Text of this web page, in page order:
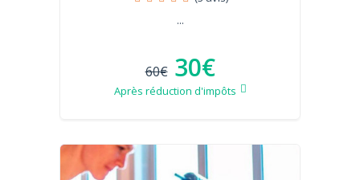
...
60€ 30€
Après réduction d'impôts